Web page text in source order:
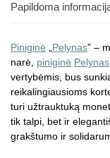
Papildoma
Piniginė „Pelynas” –
narė, piniginė Pelynas
vertybėmis, bus
reikalingiausioms
turi užtrauktuką
tik talpi, bet ir
grakštumo ir